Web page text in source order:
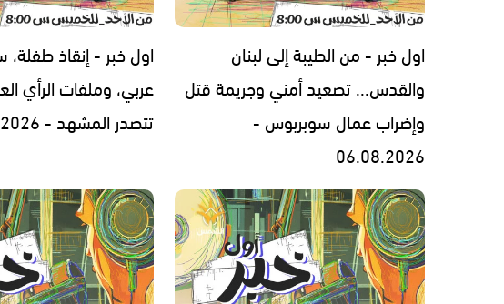
اول خبر - من الطيبة إلى لبنان
والقدس... تصعيد أمني وجريمة قتل
وإضراب عمال سوبربوس -
06.08.2026
اول خبر - إنقاذ
عربي، وملفات الرأي
تتصدر المشهد - 05.08.2026